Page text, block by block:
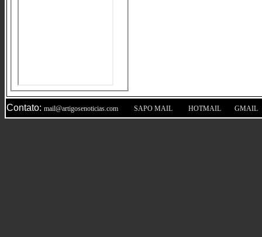
Contato: mail@artigosenoticias.com SAPO MAIL HOTMAIL GMAIL